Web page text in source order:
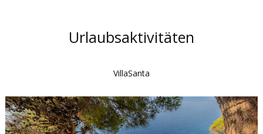
Urlaubsaktivitäten
VillaSanta